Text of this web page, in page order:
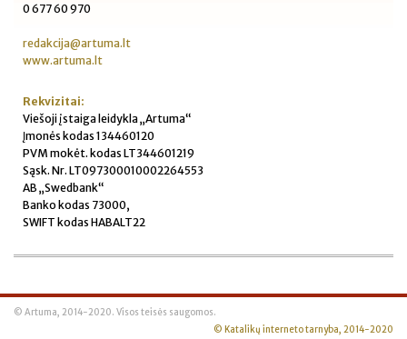
0 677 60 970
redakcija@artuma.lt
www.artuma.lt
Rekvizitai:
Viešoji įstaiga leidykla „Artuma“
Įmonės kodas 134460120
PVM mokėt. kodas LT344601219
Sąsk. Nr. LT097300010002264553
AB „Swedbank“
Banko kodas 73000,
SWIFT kodas HABALT22
© Artuma, 2014-2020. Visos teisės saugomos.
© Katalikų interneto tarnyba, 2014-2020